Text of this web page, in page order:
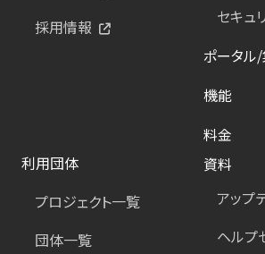
採用情報
セキュ
ポータル
機能
料金
利用団体
プロジェクト一覧
団体一覧
資料
アップ
ヘルプ